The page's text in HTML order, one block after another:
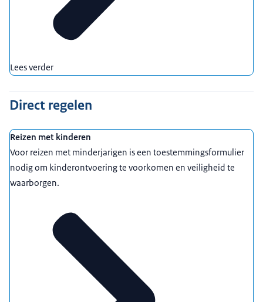
Lees verder
Direct regelen
Reizen met kinderen
Voor reizen met minderjarigen is een toestemmingsformulier
nodig om kinderontvoering te voorkomen en veiligheid te
waarborgen.